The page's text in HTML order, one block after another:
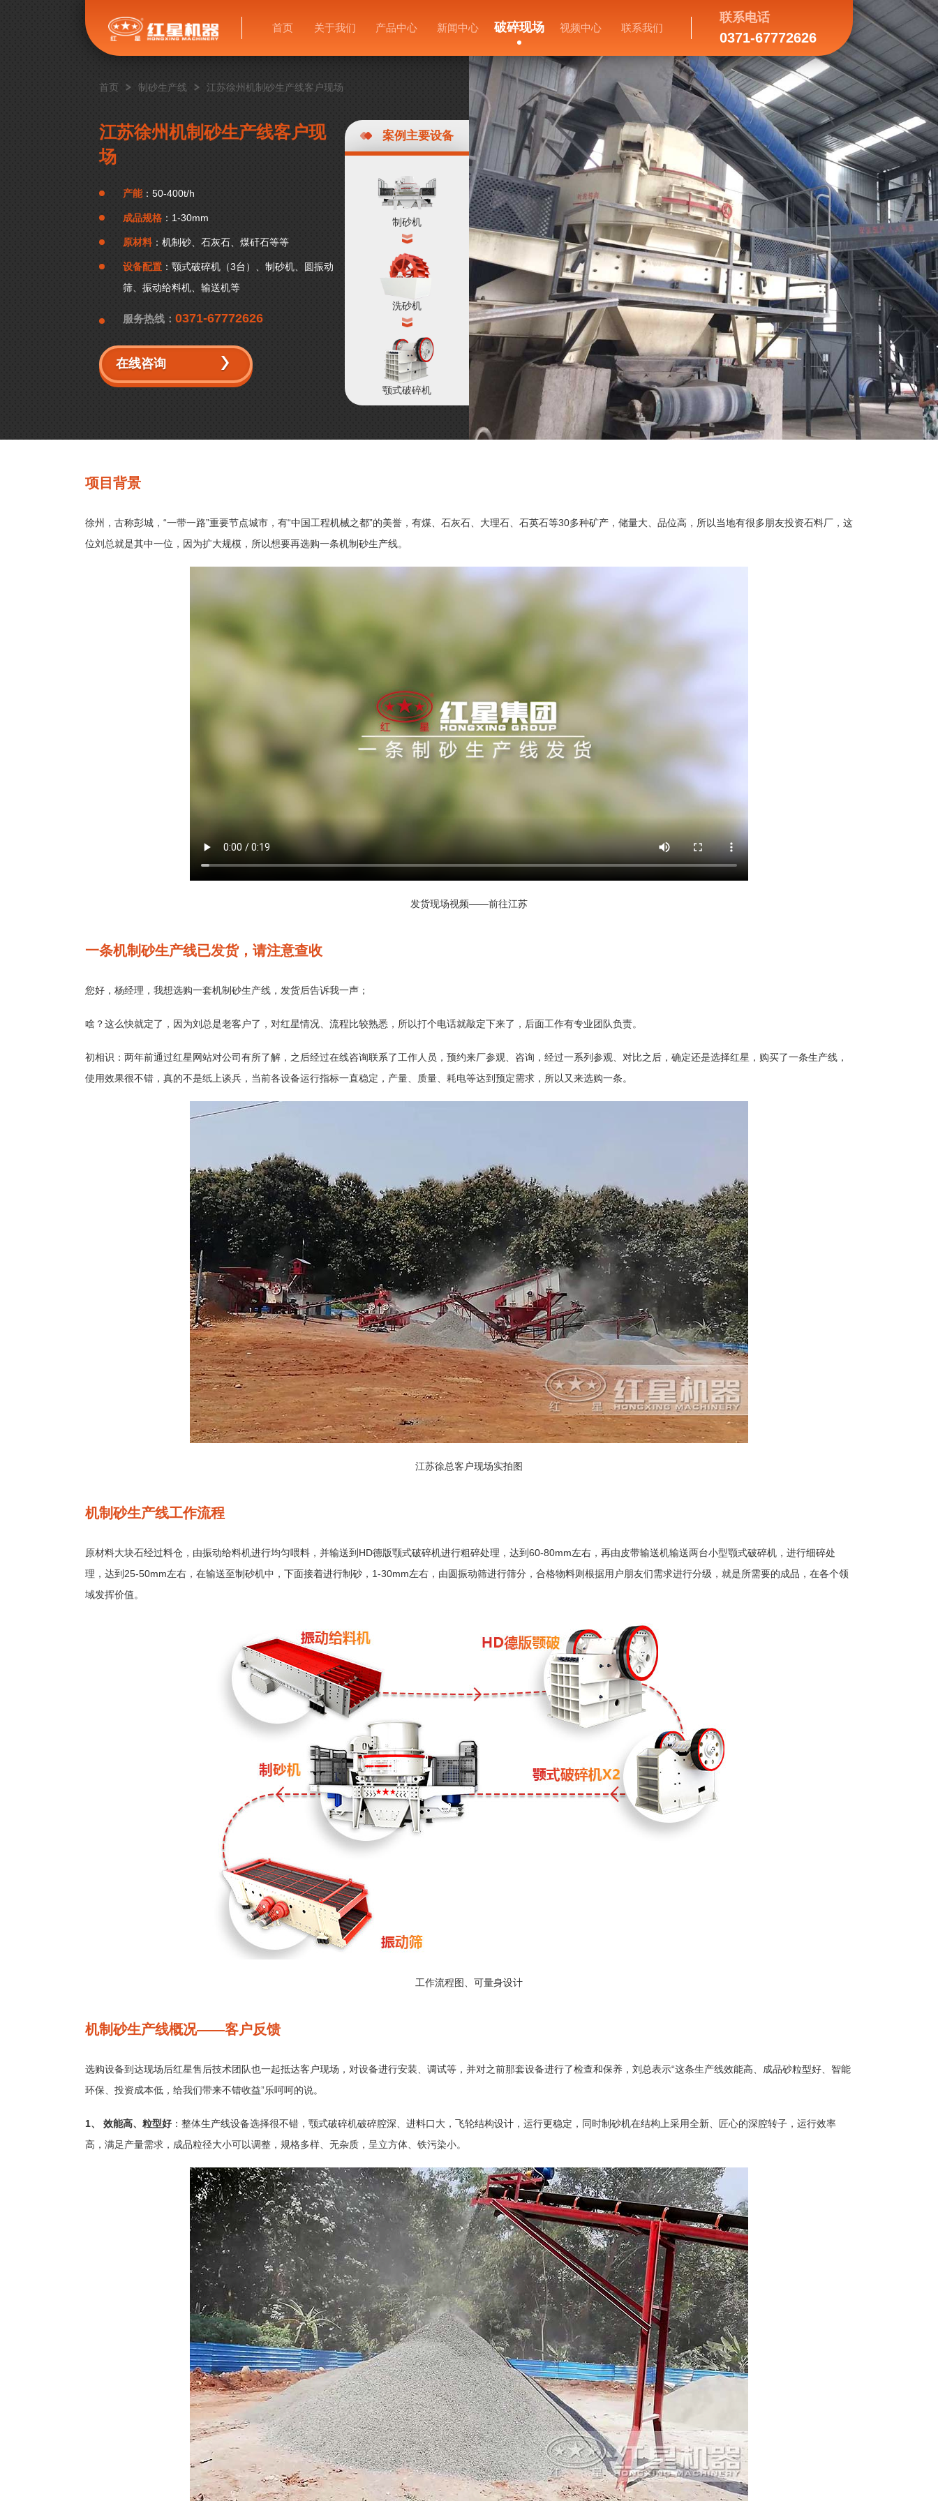
首页 关于我们 产品中心 新闻中心 破碎现场 视频中心 联系我们
联系电话
0371-67772626
首页 制砂生产线 江苏徐州机制砂生产线客户现场
江苏徐州机制砂生产线客户现
场
产能：50-400t/h
成品规格 ：1-30mm
原材料：机制砂、石灰石、煤矸石等等
设备配置 ：颚式破碎机（3台）、制砂机、圆振动
筛、振动给料机、输送机等
服务热线：0371-67772626
在线咨询
案例主要设备
制砂机
洗砂机
颚式破碎机
项目背景
徐州，古称彭城，“一带一路”重要节点城市，有“中国工程机械之都”的美誉，有煤、石灰石、大理石、石英石等30多种矿产，储量大、品位高，所以当地有很多朋友投资石料厂，这
位刘总就是其中一位，因为扩大规模，所以想要再选购一条机制砂生产线。
发货现场视频——前往江苏
一条机制砂生产线已发货，请注意查收
您好，杨经理，我想选购一套机制砂生产线，发货后告诉我一声；
啥？这么快就定了，因为刘总是老客户了，对红星情况、流程比较熟悉，所以打个电话就敲定下来了，后面工作有专业团队负责。
初相识：两年前通过红星网站对公司有所了解，之后经过在线咨询联系了工作人员，预约来厂参观、咨询，经过一系列参观、对比之后，确定还是选择红星，购买了一条生产线，
使用效果很不错，真的不是纸上谈兵，当前各设备运行指标一直稳定，产量、质量、耗电等达到预定需求，所以又来选购一条。
江苏徐总客户现场实拍图
机制砂生产线工作流程
原材料大块石经过料仓，由振动给料机进行均匀喂料，并输送到HD德版颚式破碎机进行粗碎处理，达到60-80mm左右，再由皮带输送机输送两台小型颚式破碎机，进行细碎处
理，达到25-50mm左右，在输送至制砂机中，下面接着进行制砂，1-30mm左右，由圆振动筛进行筛分，合格物料则根据用户朋友们需求进行分级，就是所需要的成品，在各个领
域发挥价值。
工作流程图、可量身设计
机制砂生产线概况——客户反馈
选购设备到达现场后红星售后技术团队也一起抵达客户现场，对设备进行安装、调试等，并对之前那套设备进行了检查和保养，刘总表示“这条生产线效能高、成品砂粒型好、智能
环保、投资成本低，给我们带来不错收益”乐呵呵的说。
1、 效能高、粒型好 ：整体生产线设备选择很不错，颚式破碎机破碎腔深、进料口大，飞轮结构设计，运行更稳定，同时制砂机在结构上采用全新、匠心的深腔转子，运行效率
高，满足产量需求，成品粒径大小可以调整，规格多样、无杂质，呈立方体、铁污染小。